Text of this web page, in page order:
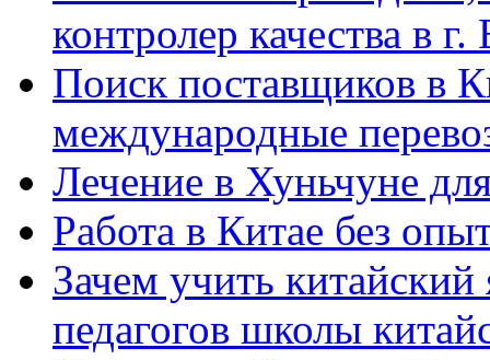
контролер качества в
Поиск поставщиков в
международные
Лечение в Хуньчуне
Работа в Китае без
Зачем учить
педагогов школы